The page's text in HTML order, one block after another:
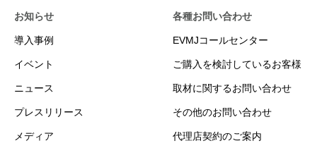
お知らせ
導入事例
イベント
ニュース
プレスリリース
メディア
各種お問い合わせ
EVMJコールセンター
ご購入を検討しているお客様
取材に関するお問い合わせ
その他のお問い合わせ
代理店契約のご案内